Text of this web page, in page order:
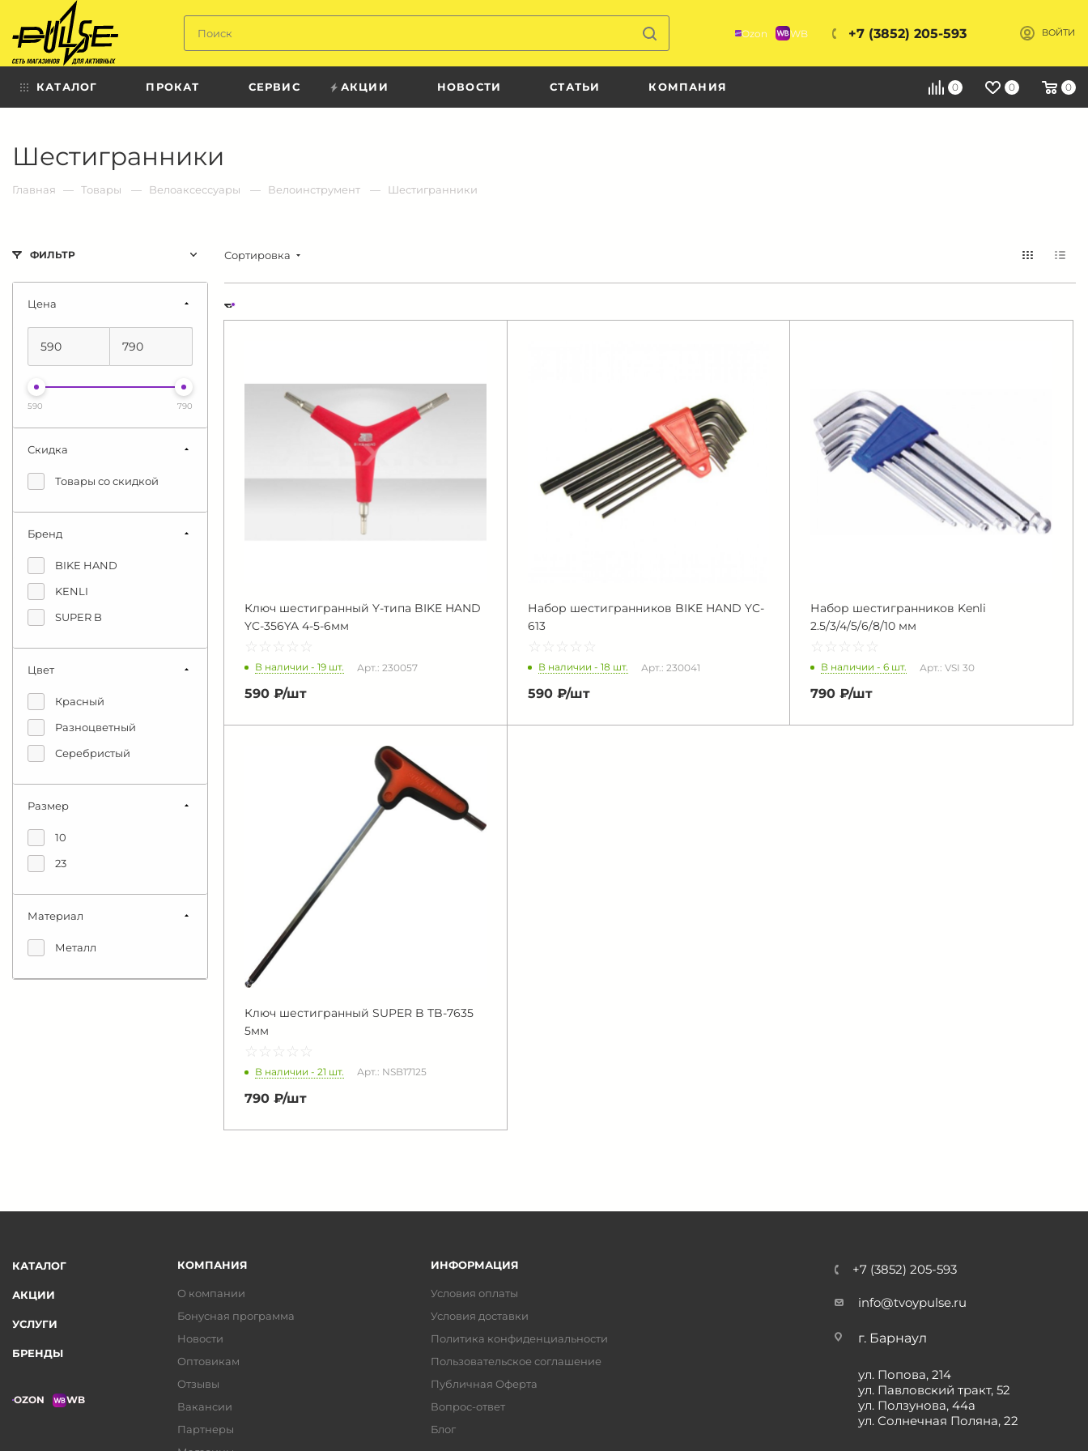
Ozon WB +7 (3852) 205-593 ВОЙТИ
КАТАЛОГ ПРОКАТ СЕРВИС АКЦИИ НОВОСТИ СТАТЬИ КОМПАНИЯ 0 0 0
Шестигранники
пульс:
сеть
для
Главная Товары Bелоаксессуары Велоинструмент Шестигранники
Сортировка
Ключ шестигранный Y-типа BIKE HAND
YC-356YA 4-5-6мм
☆ ☆ ☆ ☆ ☆
★ ★ ★ ★ ★
В наличии - 19 шт. Арт.: 230057
590 ₽/шт
Набор шестигранников BIKE HAND YC-
613
☆ ☆ ☆ ☆ ☆
★ ★ ★ ★ ★
В наличии - 18 шт. Арт.: 230041
590 ₽/шт
Набор шестигранников Kenli
2.5/3/4/5/6/8/10 мм
☆ ☆ ☆ ☆ ☆
★ ★ ★ ★ ★
В наличии - 6 шт. Арт.: VSI 30
790 ₽/шт
Ключ шестигранный SUPER B TB-7635
5мм
☆ ☆ ☆ ☆ ☆
★ ★ ★ ★ ★
В наличии - 21 шт. Арт.: NSB17125
790 ₽/шт
ФИЛЬТР
Цена
590 790
Скидка
Товары со скидкой
Бренд
BIKE HAND
KENLI
SUPER B
Цвет
Красный
Разноцветный
Серебристый
Размер
10
23
Материал
Металл
КАТАЛОГ
АКЦИИ
УСЛУГИ
БРЕНДЫ
OZON WB
КОМПАНИЯ
О компании
Бонусная программа
Новости
Оптовикам
Отзывы
Вакансии
Партнеры
ИНФОРМАЦИЯ
Условия оплаты
Условия доставки
Политика конфиденциальности
Пользовательское соглашение
Публичная Оферта
Вопрос-ответ
Блог
+7 (3852) 205-593
info@tvoypulse.ru
г. Барнаул
ул. Попова, 214
ул. Павловский тракт, 52
ул. Ползунова, 44а
ул. Солнечная Поляна, 22